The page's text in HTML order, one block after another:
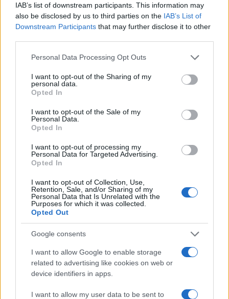
IAB’s list of downstream participants. This information may
also be disclosed by us to third parties on the IAB’s List of
Downstream Participants that may further disclose it to other
Please note that this website/app uses one or more Google
not limited to your visit or usage behaviour. You may click to
grant or deny consent to Google and its third-party tags to
use your data for below specified purposes in below Google
consent section.
Personal Data Processing Opt Outs
I want to opt-out of the Sharing of my
personal data.
Opted In
I want to opt-out of the Sale of my
Personal Data.
Opted In
I want to opt-out of processing my
Personal Data for Targeted Advertising.
Opted In
I want to opt-out of Collection, Use,
Retention, Sale, and/or Sharing of my
Personal Data that Is Unrelated with the
Purposes for which it was collected.
Opted Out
Google consents
I want to allow Google to enable storage
related to advertising like cookies on web or
device identifiers in apps.
I want to allow my user data to be sent to
Puoi effettuare l'accesso andando nella
sezioneLogindal menù del sito o
qui
TEMI: 13 Maggio 2017 Carabinieri
Porto Torres
Inviaci le tue segnalazioni,
i tuoi video e le tue foto
345 356 7512
Notizie in tempo reale?
GalluraOggi.it